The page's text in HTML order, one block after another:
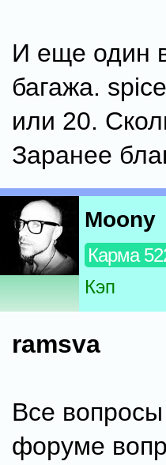
И еще один
багажа.
или 20.
Заранее
Moony
Карма
Кэп
ramsva
Все
форуме